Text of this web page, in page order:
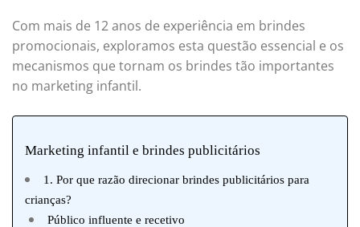
Com mais de 12 anos de experiência em brindes
promocionais, exploramos esta questão essencial e os
mecanismos que tornam os brindes tão importantes
no marketing infantil.
Marketing infantil e brindes publicitários
1. Por que razão direcionar brindes publicitários para
crianças?
Público influente e recetivo